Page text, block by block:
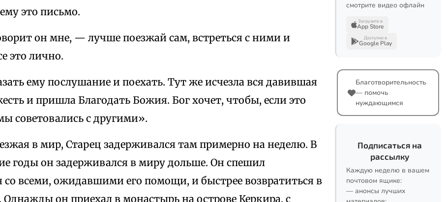
это письмо.
он мне, — лучше поезжай сам, встреться с ними и
это лично.
ему послушание и поехать. Тут же исчезла вся давившая
и пришла Благодать Божия. Бог хочет, чтобы, если это
советовались с другими».
в мир, Старец задерживался там примерно на неделю. В
годы он задерживался в миру дольше. Он спешил
со всеми, ожидавшими его помощи, и быстрее возвратиться в
он приехал в монастырь на острове Керкира, с
смотрите видео офлайн
Загрузите в
App Store
Доступно в
Google Play
Благотворительность
— помочь
нуждающимся
Подписаться на
рассылку
Каждую неделю в вашем
почтовом ящике:
— анонсы лучших